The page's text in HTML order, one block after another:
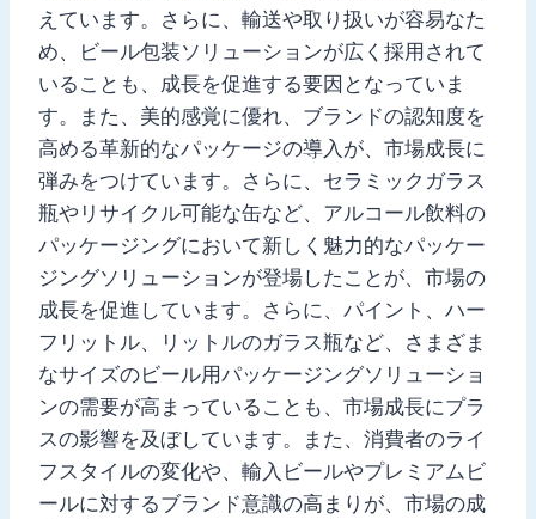
えています。さらに、輸送や取り扱いが容易なた
め、ビール包装ソリューションが広く採用されて
いることも、成長を促進する要因となっていま
す。また、美的感覚に優れ、ブランドの認知度を
高める革新的なパッケージの導入が、市場成長に
弾みをつけています。さらに、セラミックガラス
瓶やリサイクル可能な缶など、アルコール飲料の
パッケージングにおいて新しく魅力的なパッケー
ジングソリューションが登場したことが、市場の
成長を促進しています。さらに、パイント、ハー
フリットル、リットルのガラス瓶など、さまざま
なサイズのビール用パッケージングソリューショ
ンの需要が高まっていることも、市場成長にプラ
スの影響を及ぼしています。また、消費者のライ
フスタイルの変化や、輸入ビールやプレミアムビ
ールに対するブランド意識の高まりが、市場の成